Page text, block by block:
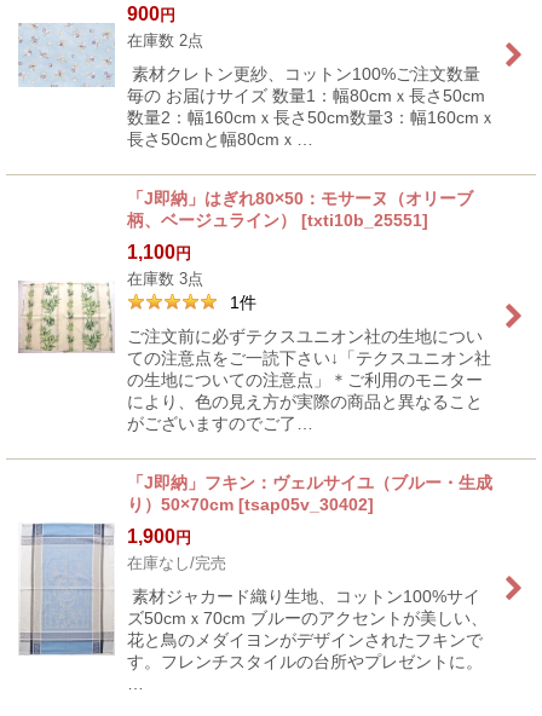
900円
在庫数 2点
素材クレトン更紗、コットン100%ご注文数量
毎の お届けサイズ 数量1：幅80cmｘ長さ50cm
数量2：幅160cmｘ長さ50cm数量3：幅160cmｘ
長さ50cmと幅80cmｘ…
「J即納」はぎれ80×50：モサーヌ（オリーブ
柄、ベージュライン）
[txti10b_25551]
1,100円
在庫数 3点
1件
ご注文前に必ずテクスユニオン社の生地につい
ての注意点をご一読下さい↓「テクスユニオン社
の生地についての注意点」＊ご利用のモニター
により、色の見え方が実際の商品と異なること
がございますのでご了…
「J即納」フキン：ヴェルサイユ（ブルー・生成
り）50×70cm [tsap05v_30402]
1,900円
在庫なし/完売
素材ジャカード織り生地、コットン100%サイ
ズ50cmｘ70cm ブルーのアクセントが美しい、
花と鳥のメダイヨンがデザインされたフキンで
す。フレンチスタイルの台所やプレゼントに。
…